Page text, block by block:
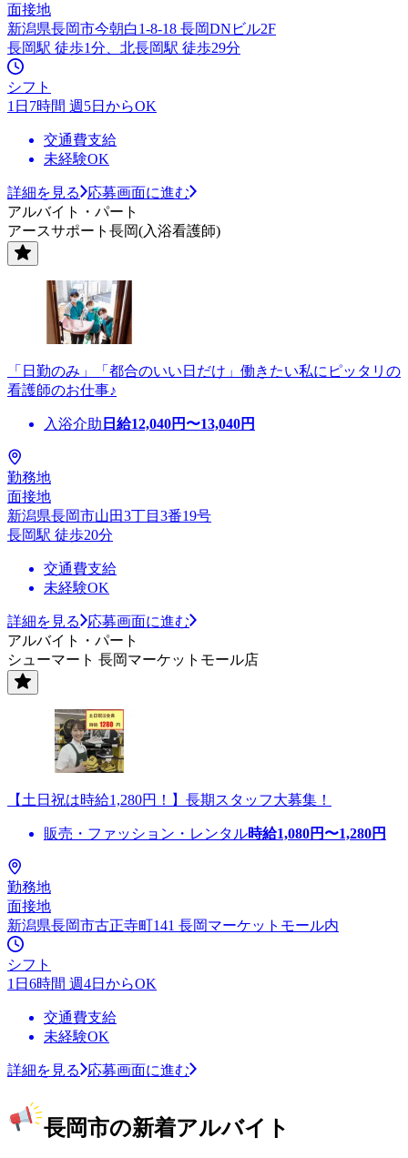
面接地
新潟県長岡市今朝白1-8-18 長岡DNビル2F
長岡駅 徒歩1分、北長岡駅 徒歩29分
シフト
1日7時間 週5日からOK
交通費支給
未経験OK
詳細を見る
応募画面に進む
アルバイト・パート
アースサポート長岡(入浴看護師)
「日勤のみ」「都合のいい日だけ」働きたい私にピッタリの
看護師のお仕事♪
入浴介助 日給12,040円〜13,040円
勤務地
面接地
新潟県長岡市山田3丁目3番19号
長岡駅 徒歩20分
交通費支給
未経験OK
詳細を見る
応募画面に進む
アルバイト・パート
シューマート 長岡マーケットモール店
【土日祝は時給1,280円！】長期スタッフ大募集！
販売・ファッション・レンタル時給1,080円〜1,280円
勤務地
面接地
新潟県長岡市古正寺町141 長岡マーケットモール内
シフト
1日6時間 週4日からOK
交通費支給
未経験OK
詳細を見る 応募画面に進む
長岡市の新着アルバイト